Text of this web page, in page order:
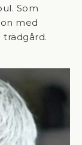
Som
med